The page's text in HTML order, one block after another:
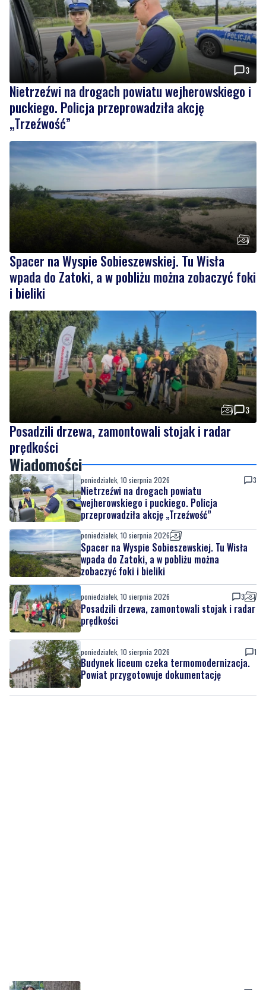
3
Nietrzeźwi na drogach powiatu wejherowskiego i
puckiego. Policja przeprowadziła akcję
„Trzeźwość”
Spacer na Wyspie Sobieszewskiej. Tu Wisła
wpada do Zatoki, a w pobliżu można zobaczyć foki
i bieliki
3
Posadzili drzewa, zamontowali stojak i radar
prędkości
Wiadomości
poniedziałek, 10 sierpnia 2026 3
Nietrzeźwi na drogach powiatu
wejherowskiego i puckiego. Policja
przeprowadziła akcję „Trzeźwość”
poniedziałek, 10 sierpnia 2026
Spacer na Wyspie Sobieszewskiej. Tu Wisła
wpada do Zatoki, a w pobliżu można
zobaczyć foki i bieliki
poniedziałek, 10 sierpnia 2026 3
Posadzili drzewa, zamontowali stojak i radar
prędkości
poniedziałek, 10 sierpnia 2026 1
Budynek liceum czeka termomodernizacja.
Powiat przygotowuje dokumentację